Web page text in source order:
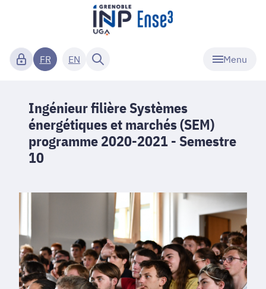
Menu
FR EN
Ingénieur filière Systèmes
énergétiques et marchés (SEM)
programme 2020-2021 - Semestre
10